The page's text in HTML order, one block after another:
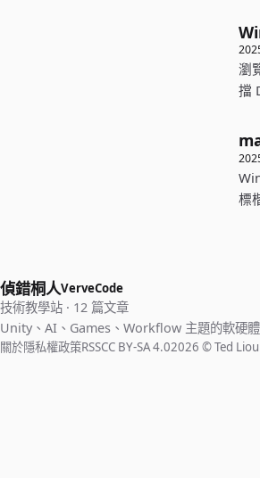
瀏
擋
標
偵錯桐人VerveCode
技術教學站 · 12 篇文章
Unity、AI、Games、Workflow 主題的軟硬體
關於隱私權政策RSSCC BY-SA 4.02026 © Ted Liou